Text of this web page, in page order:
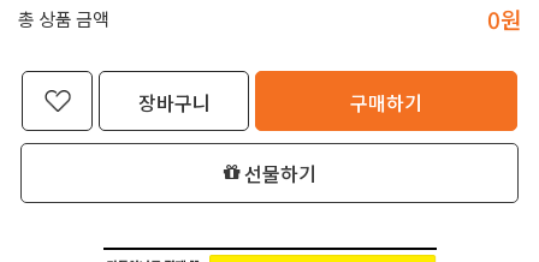
총 상품 금액 0원
장바구니 구매하기
선물하기